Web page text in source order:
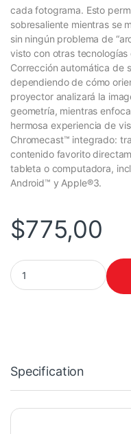
cada fotograma. Esto
sobresaliente mientras se
sin ningún problema de
visto con otras
Corrección automática de
dependiendo de cómo
proyector analizará la
geometría, mientras
hermosa experiencia de
Chromecast™ integrado:
contenido favorito
tableta o computadora,
Android™ y Apple®3.
$775,00
Epson EpiqVision EF12
Specification